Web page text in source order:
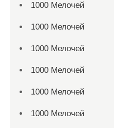
1000 Мелочей
1000 Мелочей
1000 Мелочей
1000 Мелочей
1000 Мелочей
1000 Мелочей